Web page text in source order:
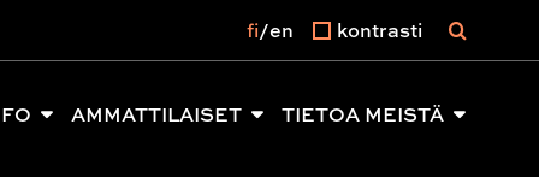
AMMATTILAISET TIETOA MEISTÄ
fi en kontrasti